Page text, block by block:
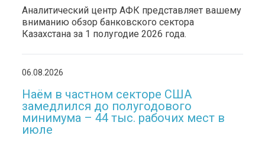
Аналитический центр АФК представляет вашему
вниманию обзор банковского сектора
Казахстана за 1 полугодие 2026 года.
06.08.2026
Наём в частном секторе США
замедлился до полугодового
минимума – 44 тыс. рабочих мест в
июле